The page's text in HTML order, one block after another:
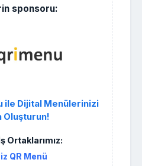
sponsoru:
ile Dijital Menülerinizi
Oluşturun!
Ortaklarımız:
QR Menü